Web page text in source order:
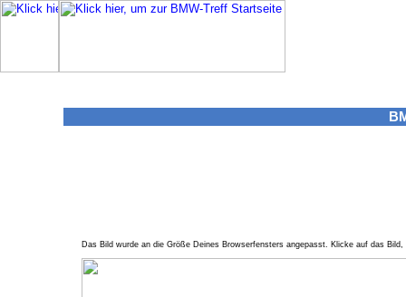
Das Bild wurde an die Größe Deines Browserfensters angepasst. Klicke auf das